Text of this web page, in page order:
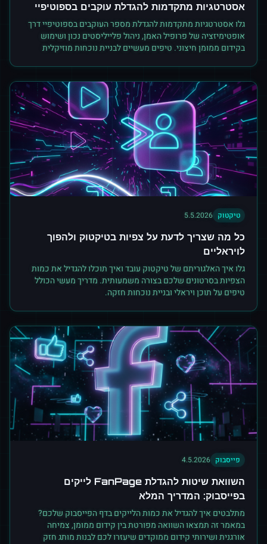
אסטרטגיות מתקדמות להגדלת עוקבים בספוטיפיי
גלו אסטרטגיות מתקדמות להגדלת מספר העוקבים בספוטיפיי דרך
אופטימיזציה של פרופיל האמן, ניהול פלייליסטים נכון ושימוש
בקידום ממומן חיצוני. טיפים מעשיים לבניית נוכחות מוזיקלית
טיקטוק 5.5.2026
כל מה שצריך לדעת על צפיות בטיקטוק ולהפוך
לויראליים
גלו איך האלגוריתם של טיקטוק עובד ואיך תוכלו להגדיל את כמות
הצפיות בסרטונים שלכם בצורה משמעותית. מדריך מעשי הכולל
טיפים על תוכן ויראלי ובניית נוכחות חזקה.
פייסבוק 4.5.2026
השוואת שיטות להגדלת FanPage לייקים
בפייסבוק: המדריך המלא
מתלבטים איך להגדיל את כמות הלייקים בדף הפייסבוק שלכם?
במאמר זה תמצאו השוואה מפורטת בין קידום ממומן, צמיחה
אורגנית ושירותי קידום ממוקדים שיעזרו לכם לבנות מותג חזק